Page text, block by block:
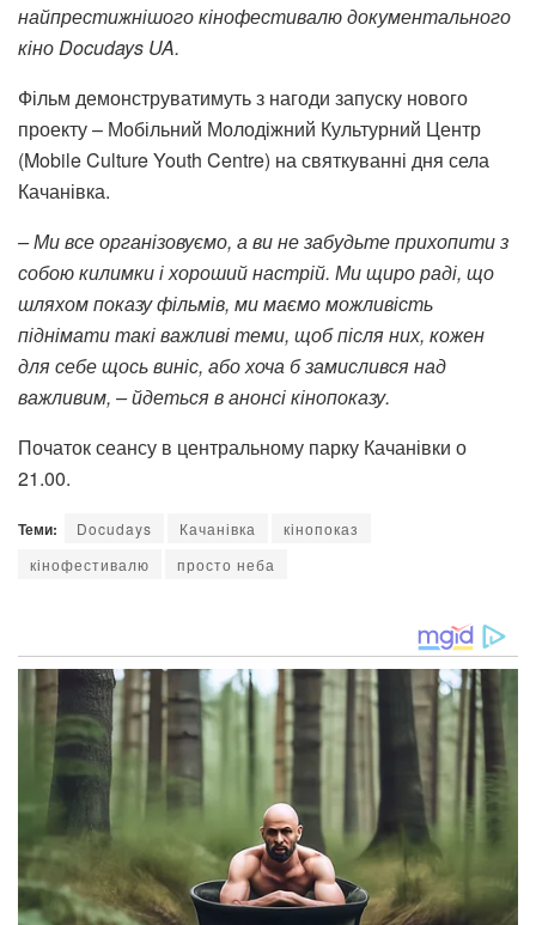
найпрестижнішого кінофестивалю документального
кіно Docudays UA.
Фільм демонструватимуть з нагоди запуску нового
проекту – Мобільний Молодіжний Культурний Центр
(Mobile Culture Youth Centre) на святкуванні дня села
Качанівка.
– Ми все організовуємо, а ви не забудьте прихопити з
собою килимки і хороший настрій. Ми щиро раді, що
шляхом показу фільмів, ми маємо можливість
піднімати такі важливі теми, щоб після них, кожен
для себе щось виніс, або хоча б замислився над
важливим, – йдеться в анонсі кінопоказу.
Початок сеансу в центральному парку Качанівки о
21.00.
Теми: Docudays Качанівка
кінопоказ
кінофестивалю
просто неба